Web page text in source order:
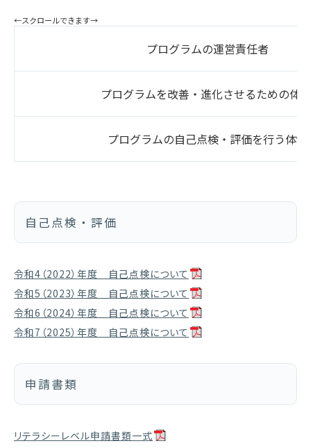
プログラムの運営責任者
プログラムを改善・進化させるための体
プログラムの自己点検・評価を行う体制
自己点検・評価
令和4（2022）年度 自己点検について
令和5（2023）年度 自己点検について
令和6（2024）年度 自己点検について
令和7（2025）年度 自己点検について
申請書類
リテラシーレベル申請書類一式